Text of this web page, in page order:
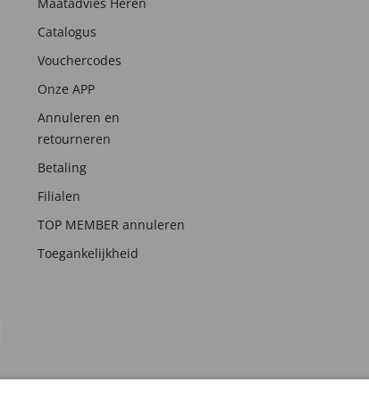
Catalogus
Vouchercodes
Onze APP
Annuleren en
retourneren
Betaling
Filialen
TOP MEMBER annuleren
Toegankelijkheid